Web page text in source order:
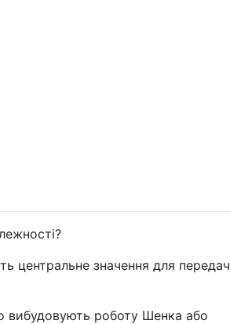
центральне значення для
вибудовують роботу Шенка або